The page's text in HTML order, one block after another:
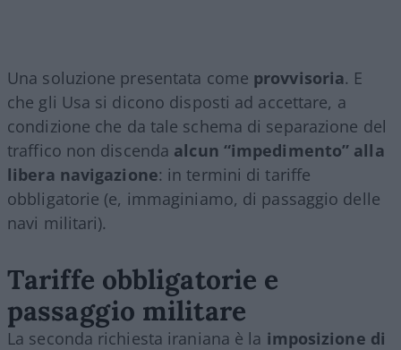
Una soluzione presentata come provvisoria. E
che gli Usa si dicono disposti ad accettare, a
condizione che da tale schema di separazione del
traffico non discenda alcun “impedimento” alla
libera navigazione: in termini di tariffe
obbligatorie (e, immaginiamo, di passaggio delle
navi militari).
Tariffe obbligatorie e
passaggio militare
La seconda richiesta iraniana è la imposizione di